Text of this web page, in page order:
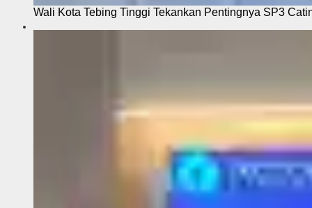
Wali Kota Tebing Tinggi Tekankan Pentingnya SP3